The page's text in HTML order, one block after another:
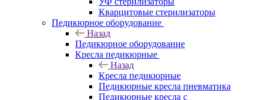
Кварцитовые стерилизаторы
Педикюрное оборудование
Назад
Педикюрное оборудование
Кресла педикюрные
Назад
Кресла педикюрные
Педикюрные кресла пневматика
Педикюрные кресла с